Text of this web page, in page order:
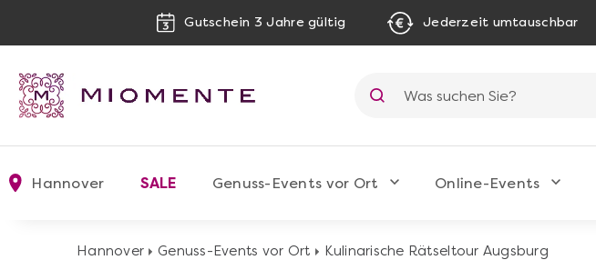
Gutschein 3 Jahre gültig Jederzeit umtauschbar
Hannover SALE Genuss-Events vor Ort Online-Events
Hannover Genuss-Events vor Ort Kulinarische Rätseltour Augsburg